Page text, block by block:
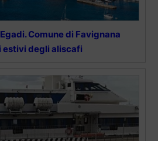
Comune di Favignana
estivi degli aliscafi